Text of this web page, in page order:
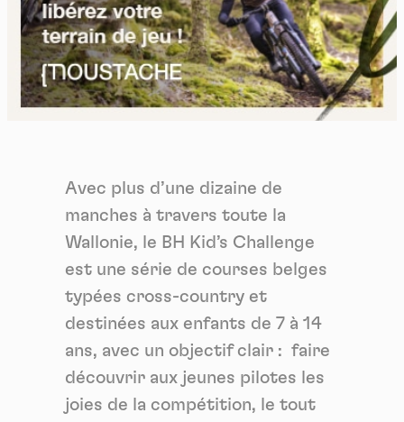
Avec plus d’une dizaine de
manches à travers toute la
Wallonie, le BH Kid’s Challenge
est une série de courses belges
typées cross-country et
destinées aux enfants de 7 à 14
ans, avec un objectif clair : faire
découvrir aux jeunes pilotes les
joies de la compétition, le tout